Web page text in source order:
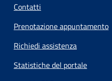
Contatti
Prenotazione appuntamento
Richiedi assistenza
Statistiche del portale